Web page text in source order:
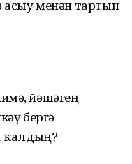
асыу менән тартып
йәшәгең
бергә
ҡалдың?